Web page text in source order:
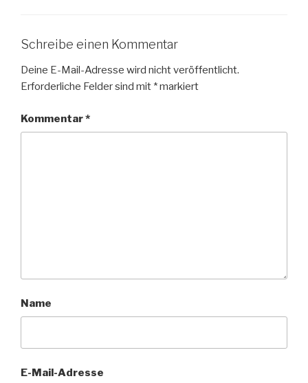
Schreibe einen Kommentar
Deine E-Mail-Adresse wird nicht veröffentlicht.
Erforderliche Felder sind mit *markiert
Kommentar*
Name
E-Mail-Adresse